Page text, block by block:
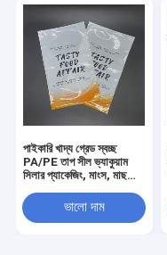
পাইকারি খাদ্য গ্রেড স্বচ্ছ
PA/PE তাপ সীল ভ্যাকুয়াম
সিলার প্যাকেজিং, মাংস, মাছ
ভ্যাকুয়াম ব্যাগের জন্য
ভালো দাম